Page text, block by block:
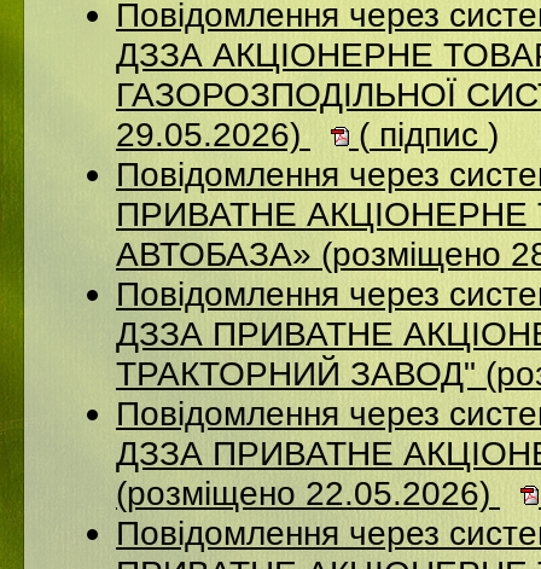
Повідомлення через
ДЗЗА АКЦІОНЕРНЕ
ГАЗОРОЗПОДІЛЬНОЇ
29.05.2026)
( підпис )
Повідомлення через
ПРИВАТНЕ
АВТОБАЗА» (розміщено
Повідомлення через
ДЗЗА ПРИВАТНЕ
ТРАКТОРНИЙ ЗАВОД"
Повідомлення через
ДЗЗА ПРИВАТНЕ
(розміщено 22.05.2026)
Повідомлення через